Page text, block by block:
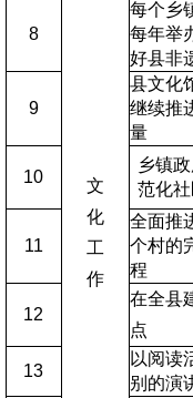
文
化
工
作
8
每个乡
每年举
好县非
9
县文化
继续推
量
10
乡镇
范化
11
全面推
个村的
程
12
在全县
点
13
以阅读
别的演